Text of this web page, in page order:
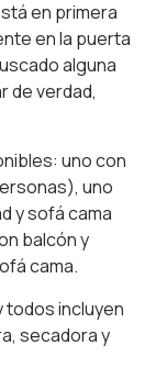
en primera
en la puerta
alguna
de verdad,
uno con
uno
y sofá cama
balcón y
cama.
todos incluyen
secadora y